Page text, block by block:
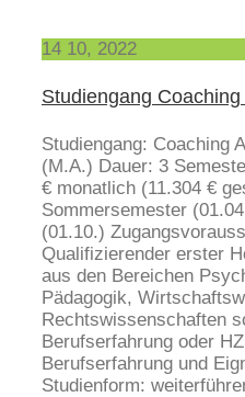
14 10, 2022
Studiengang Coaching
Studiengang: Coaching
(M.A.) Dauer: 3
€ monatlich (11.304 €
Sommersemester
(01.10.)
Qualifizierender erster
aus den Bereichen
Pädagogik,
Rechtswissenschaften
Berufserfahrung oder
Berufserfahrung und
Studienform: